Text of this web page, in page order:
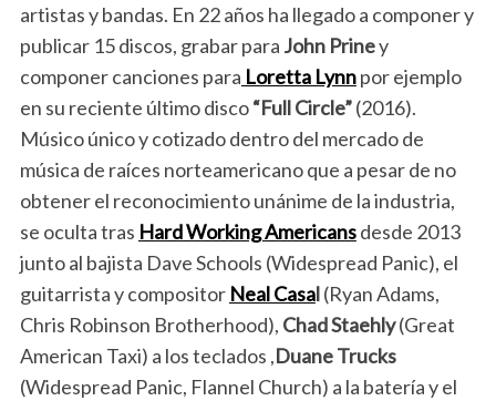
artistas y bandas. En 22 años ha llegado a componer y
publicar 15 discos, grabar para John Priney
componer canciones para Loretta Lynnpor ejemplo
en su reciente último disco“Full Circle”(2016).
Músico único y cotizado dentro del mercado de
música de raíces norteamericano que a pesar de no
obtener el reconocimiento unánime de la industria,
se oculta tras Hard Working Americansdesde 2013
junto al bajista Dave Schools (Widespread Panic), el
guitarrista y compositor Neal Casal(Ryan Adams,
Chris Robinson Brotherhood), Chad Staehly(Great
American Taxi) a los teclados ,Duane Trucks
(Widespread Panic, Flannel Church) a la batería y el